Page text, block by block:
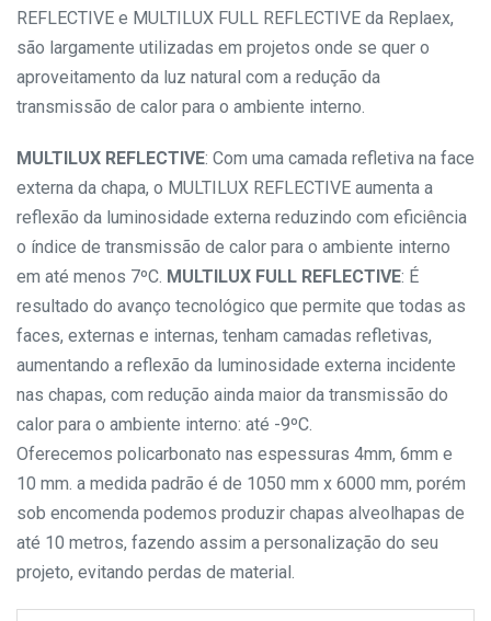
REFLECTIVE e MULTILUX FULL REFLECTIVE da Replaex,
são largamente utilizadas em projetos onde se quer o
aproveitamento da luz natural com a redução da
transmissão de calor para o ambiente interno.
MULTILUX REFLECTIVE: Com uma camada refletiva na face
externa da chapa, o MULTILUX REFLECTIVE aumenta a
reflexão da luminosidade externa reduzindo com eficiência
o índice de transmissão de calor para o ambiente interno
em até menos 7ºC. MULTILUX FULL REFLECTIVE: É
resultado do avanço tecnológico que permite que todas as
faces, externas e internas, tenham camadas refletivas,
aumentando a reflexão da luminosidade externa incidente
nas chapas, com redução ainda maior da transmissão do
calor para o ambiente interno: até -9ºC.
Oferecemos policarbonato nas espessuras 4mm, 6mm e
10 mm. a medida padrão é de 1050 mm x 6000 mm, porém
sob encomenda podemos produzir chapas alveolhapas de
até 10 metros, fazendo assim a personalização do seu
projeto, evitando perdas de material.